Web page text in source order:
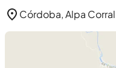
Córdoba, Alpa Corral